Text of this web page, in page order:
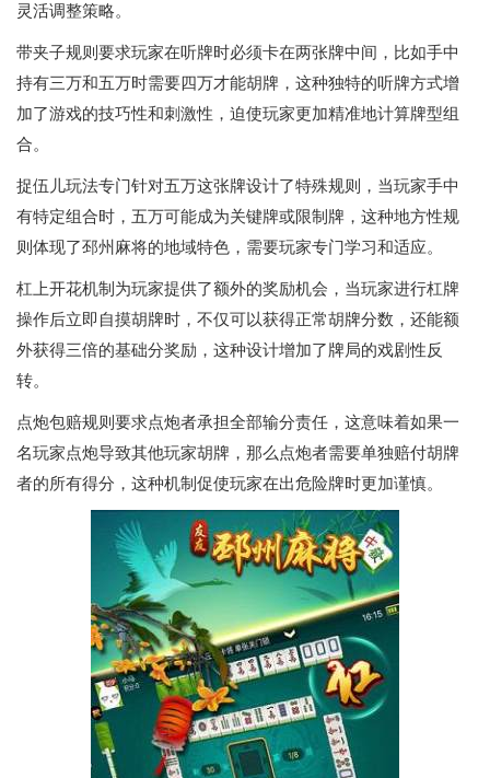
灵活调整策略。
带夹子规则要求玩家在听牌时必须卡在两张牌中间，比如手中
持有三万和五万时需要四万才能胡牌，这种独特的听牌方式增
加了游戏的技巧性和刺激性，迫使玩家更加精准地计算牌型组
合。
捉伍儿玩法专门针对五万这张牌设计了特殊规则，当玩家手中
有特定组合时，五万可能成为关键牌或限制牌，这种地方性规
则体现了邳州麻将的地域特色，需要玩家专门学习和适应。
杠上开花机制为玩家提供了额外的奖励机会，当玩家进行杠牌
操作后立即自摸胡牌时，不仅可以获得正常胡牌分数，还能额
外获得三倍的基础分奖励，这种设计增加了牌局的戏剧性反
转。
点炮包赔规则要求点炮者承担全部输分责任，这意味着如果一
名玩家点炮导致其他玩家胡牌，那么点炮者需要单独赔付胡牌
者的所有得分，这种机制促使玩家在出危险牌时更加谨慎。